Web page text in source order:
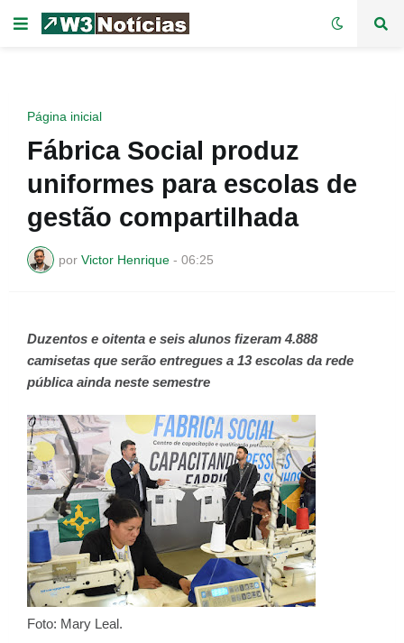
Página inicial
Fábrica Social produz
uniformes para escolas de
gestão compartilhada
por Victor Henrique - 06:25
Duzentos e oitenta e seis alunos fizeram 4.888
camisetas que serão entregues a 13 escolas da rede
pública ainda neste semestre
Foto: Mary Leal.